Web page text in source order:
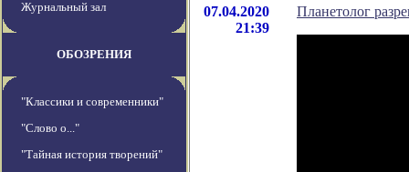
Журнальный зал
ОБОЗРЕНИЯ
"Классики и современники"
"Слово о..."
"Тайная история творений"
07.04.2020
21:39
Планетолог